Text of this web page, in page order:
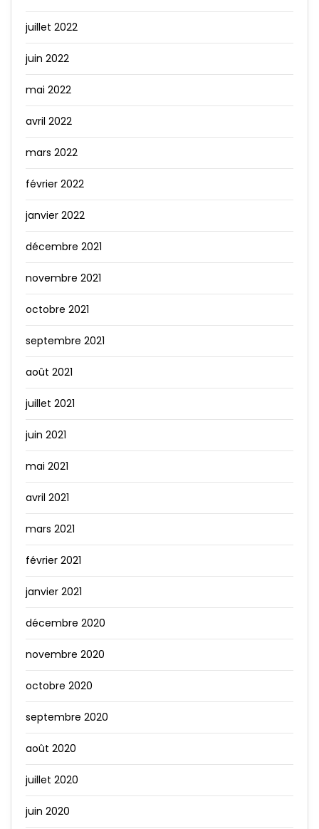
juillet 2022
juin 2022
mai 2022
avril 2022
mars 2022
février 2022
janvier 2022
décembre 2021
novembre 2021
octobre 2021
septembre 2021
août 2021
juillet 2021
juin 2021
mai 2021
avril 2021
mars 2021
février 2021
janvier 2021
décembre 2020
novembre 2020
octobre 2020
septembre 2020
août 2020
juillet 2020
juin 2020